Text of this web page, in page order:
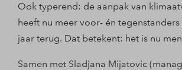
Ook typerend: de aanpak van
heeft nu meer voor- én
jaar terug. Dat betekent: het is nu
Samen met Sladjana Mijatovic